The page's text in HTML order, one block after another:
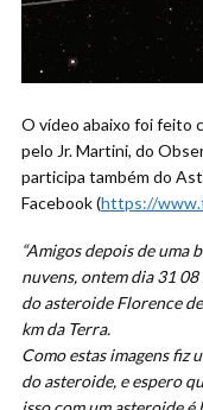
O vídeo abaixo foi feito
pelo Jr. Martini, do
participa também do
Facebook (https://
“Amigos depois de uma
nuvens, ontem dia 31
do asteroide Florence
km da Terra.
Como estas imagens fiz
do asteroide, e espero